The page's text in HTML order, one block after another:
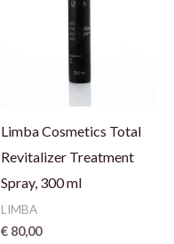
Limba Cosmetics Total
Revitalizer Treatment
Spray, 300 ml
LIMBA
€ 80,00